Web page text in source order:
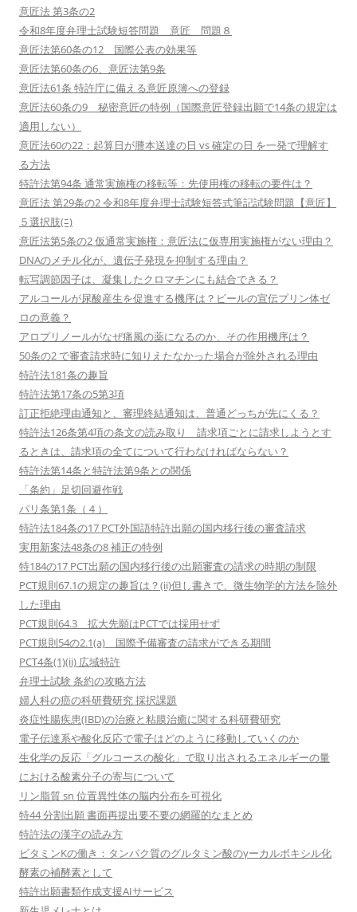
意匠法 第3条の2
令和8年度弁理士試験短答問題 意匠 問題８
意匠法第60条の12 国際公表の効果等
意匠法第60条の6、意匠法第9条
意匠法61条 特許庁に備える意匠原簿への登録
意匠法60条の9 秘密意匠の特例（国際意匠登録出願で14条の規定は
適用しない）
意匠法60の22：起算日が謄本送達の日 vs 確定の日 を一発で理解す
る方法
特許法第94条 通常実施権の移転等：先使用権の移転の要件は？
意匠法 第29条の2 令和8年度弁理士試験短答式筆記試験問題【意匠】
５選択肢(ﾆ)
意匠法第5条の2 仮通常実施権：意匠法に仮専用実施権がない理由？
DNAのメチル化が、遺伝子発現を抑制する理由？
転写調節因子は、凝集したクロマチンにも結合できる？
アルコールが尿酸産生を促進する機序は？ビールの宣伝プリン体ゼ
ロの意義？
アロプリノールがなぜ痛風の薬になるのか、その作用機序は？
50条の2 で審査請求時に知りえたなかった場合が除外される理由
特許法181条の趣旨
特許法第17条の5第3項
訂正拒絶理由通知と、審理終結通知は、普通どっちが先にくる？
特許法126条第4項の条文の読み取り 請求項ごとに請求しようとす
るときは、請求項の全てについて行わなければならない？
特許法第14条と特許法第9条との関係
「条約」足切回避作戦
パリ条第1条（４）
特許法184条の17 PCT外国語特許出願の国内移行後の審査請求
実用新案法48条の8 補正の特例
特184の17 PCT出願の国内移行後の出願審査の請求の時期の制限
PCT規則67.1の規定の趣旨は？(ii)但し書きで、微生物学的方法を除外
した理由
PCT規則64.3 拡大先願はPCTでは採用せず
PCT規則54の2.1(a) 国際予備審査の請求ができる期間
PCT4条(1)(ii) 広域特許
弁理士試験 条約の攻略方法
婦人科の癌の科研費研究 採択課題
炎症性腸疾患(IBD)の治療と粘膜治癒に関する科研費研究
電子伝達系や酸化反応で電子はどのように移動していくのか
生化学の反応「グルコースの酸化」で取り出されるエネルギーの量
における酸素分子の寄与について
リン脂質 sn 位置異性体の脳内分布を可視化
特44 分割出願 書面再提出要不要の網羅的なまとめ
特許法の漢字の読み方
ビタミンKの働き：タンパク質のグルタミン酸のγーカルボキシル化
酵素の補酵素として
特許出願書類作成支援AIサービス